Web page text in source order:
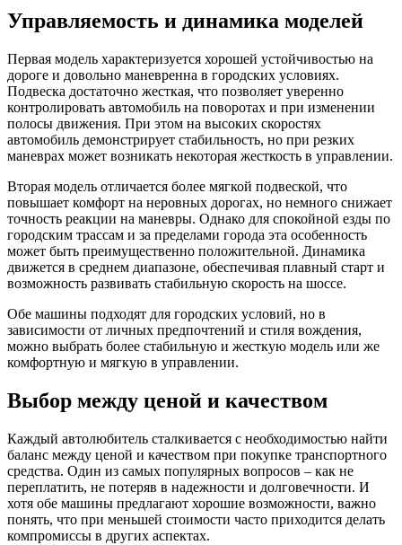
Управляемость и динамика моделей
Первая модель характеризуется хорошей устойчивостью на
дороге и довольно маневренна в городских условиях.
Подвеска достаточно жесткая, что позволяет уверенно
контролировать автомобиль на поворотах и при изменении
полосы движения. При этом на высоких скоростях
автомобиль демонстрирует стабильность, но при резких
маневрах может возникать некоторая жесткость в управлении.
Вторая модель отличается более мягкой подвеской, что
повышает комфорт на неровных дорогах, но немного снижает
точность реакции на маневры. Однако для спокойной езды по
городским трассам и за пределами города эта особенность
может быть преимущественно положительной. Динамика
движется в среднем диапазоне, обеспечивая плавный старт и
возможность развивать стабильную скорость на шоссе.
Обе машины подходят для городских условий, но в
зависимости от личных предпочтений и стиля вождения,
можно выбрать более стабильную и жесткую модель или же
комфортную и мягкую в управлении.
Выбор между ценой и качеством
Каждый автолюбитель сталкивается с необходимостью найти
баланс между ценой и качеством при покупке транспортного
средства. Один из самых популярных вопросов – как не
переплатить, не потеряв в надежности и долговечности. И
хотя обе машины предлагают хорошие возможности, важно
понять, что при меньшей стоимости часто приходится делать
компромиссы в других аспектах.